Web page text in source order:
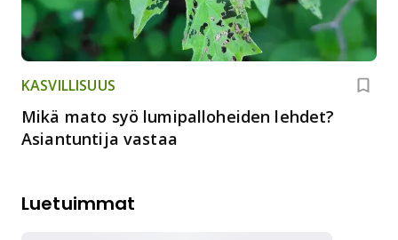
KASVILLISUUS
Mikä mato syö lumipalloheiden lehdet?
Asiantuntija vastaa
Luetuimmat